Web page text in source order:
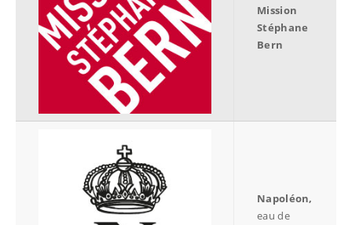
Mission
Stéphane
Bern
Napoléon,
eau de